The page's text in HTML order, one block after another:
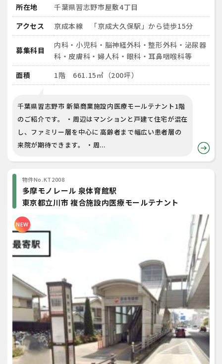
所在地
千葉県習志野市屋敷4丁目
アクセス
京成本線 「京成大久保駅」から徒歩15分
募集科目
内科・小児科・脳神経外科・整形外科・泌尿器
科・皮膚科・婦人科・眼科・耳鼻咽喉科等
面積
1階 661.15㎡（200坪）
千葉県習志野市 新築商業施設内医療モールテナント1階
のご紹介です。 ・周辺はマンションと戸建て住宅が混在
し、ファミリー層を中心に 高齢者まで幅広い患者層の
来院が期待できます。 ・周...
物件No.KT2008
多摩モノレール 泉体育館駅
東京都立川市 複合施設内医療モールテナント
NEW